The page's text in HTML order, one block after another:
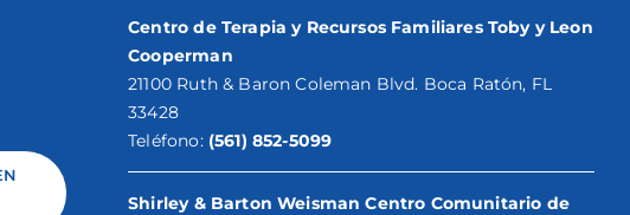
Centro de Terapia y Recursos Familiares Toby y Leon
Cooperman
21100 Ruth & Baron Coleman Blvd. Boca Ratón, FL
33428
Teléfono: (561) 852-5099
Shirley & Barton Weisman Centro Comunitario de